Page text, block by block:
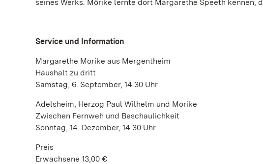
seines Werks. Mörike lernte dort Margarethe Speeth kennen,
Service und Information
Margarethe Mörike aus Mergentheim
Haushalt zu dritt
Samstag, 6. September, 14.30 Uhr
Adelsheim, Herzog Paul Wilhelm und Mörike
Zwischen Fernweh und Beschaulichkeit
Sonntag, 14. Dezember, 14.30 Uhr
Preis
Erwachsene 13,00 €